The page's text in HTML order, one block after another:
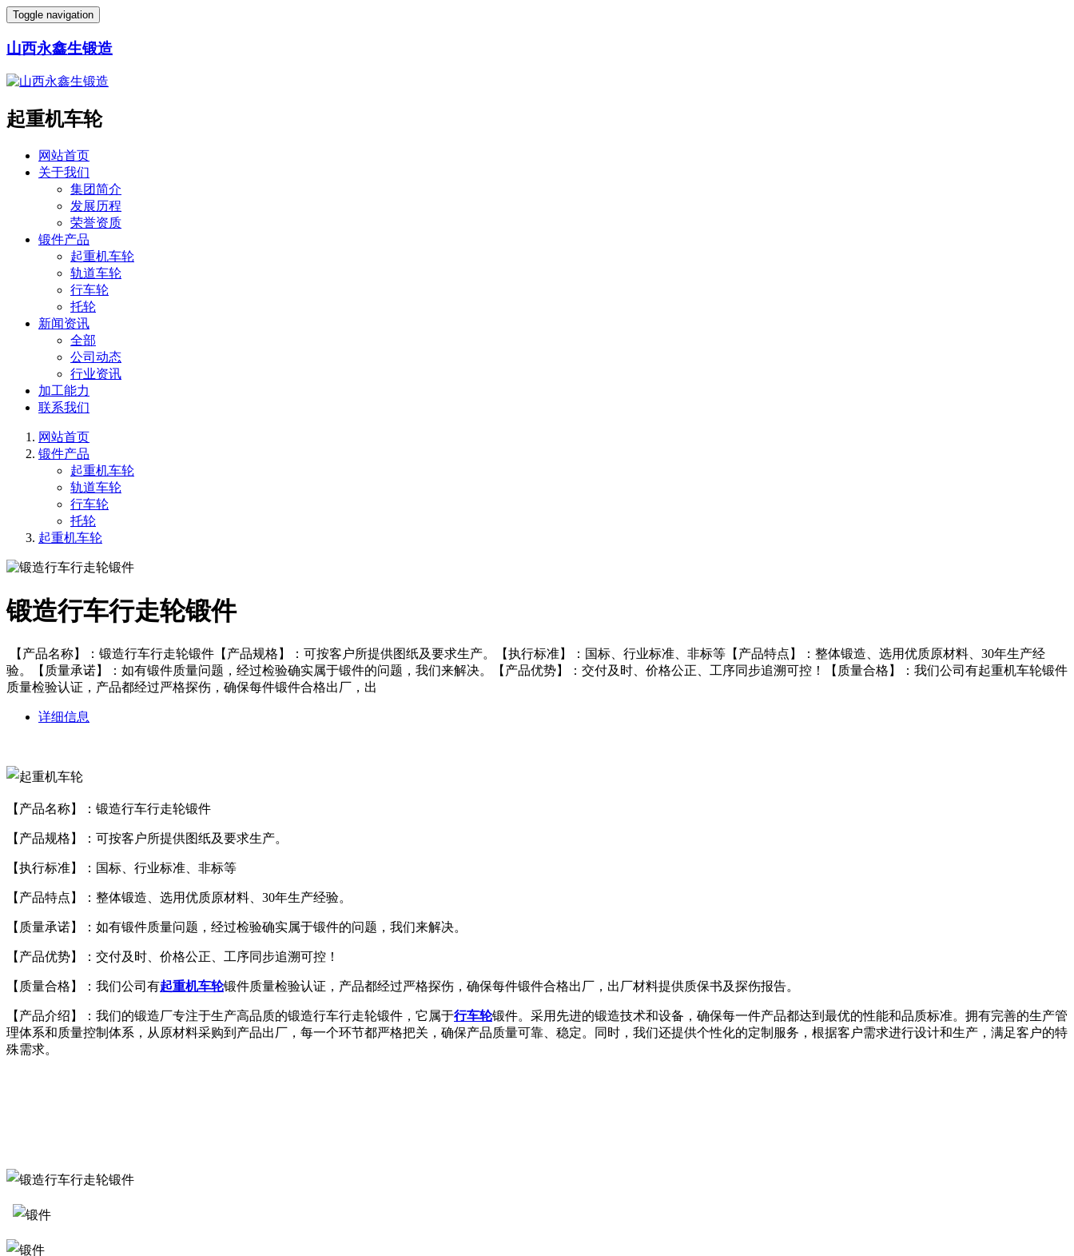
Toggle navigation
山西永鑫生锻造
起重机车轮
网站首页
关于我们
集团简介
发展历程
荣誉资质
锻件产品
起重机车轮
轨道车轮
行车轮
托轮
新闻资讯
全部
公司动态
行业资讯
加工能力
联系我们
网站首页
锻件产品
起重机车轮
轨道车轮
行车轮
托轮
起重机车轮
锻造行车行走轮锻件
【产品名称】：锻造行车行走轮锻件【产品规格】：可按客户所提供图纸及要求生产。【执行标准】：国标、行业标准、非标等【产品特点】：整体锻造、选用优质原材料、30年生产经
验。【质量承诺】：如有锻件质量问题，经过检验确实属于锻件的问题，我们来解决。【产品优势】：交付及时、价格公正、工序同步追溯可控！【质量合格】：我们公司有起重机车轮锻件
质量检验认证，产品都经过严格探伤，确保每件锻件合格出厂，出
详细信息
【产品名称】：锻造行车行走轮锻件
【产品规格】：可按客户所提供图纸及要求生产。
【执行标准】：国标、行业标准、非标等
【产品特点】：整体锻造、选用优质原材料、30年生产经验。
【质量承诺】：如有锻件质量问题，经过检验确实属于锻件的问题，我们来解决。
【产品优势】：交付及时、价格公正、工序同步追溯可控！
【质量合格】：我们公司有起重机车轮锻件质量检验认证，产品都经过严格探伤，确保每件锻件合格出厂，出厂材料提供质保书及探伤报告。
【产品介绍】：我们的锻造厂专注于生产高品质的锻造行车行走轮锻件，它属于行车轮锻件。采用先进的锻造技术和设备，确保每一件产品都达到最优的性能和品质标准。拥有完善的生产管
理体系和质量控制体系，从原材料采购到产品出厂，每一个环节都严格把关，确保产品质量可靠、稳定。同时，我们还提供个性化的定制服务，根据客户需求进行设计和生产，满足客户的特
殊需求。